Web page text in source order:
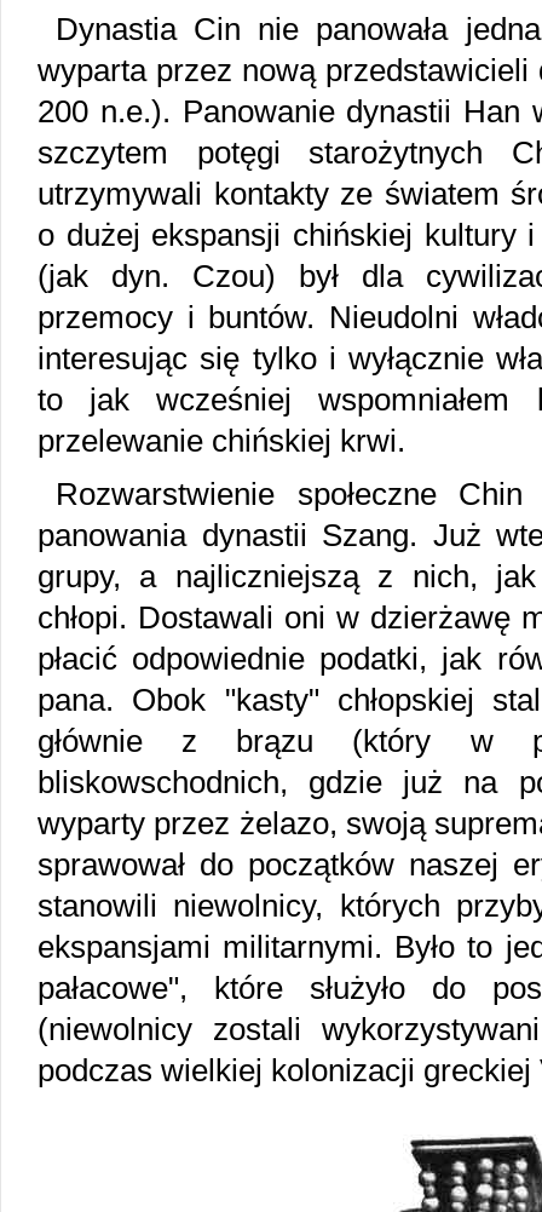
Dynastia Cin nie panowała
wyparta przez nową
200 n.e.). Panowanie dynastii Han
szczytem potęgi starożytnych
utrzymywali kontakty ze światem
o dużej ekspansji chińskiej kultury
(jak dyn. Czou) był dla
przemocy i buntów. Nieudolni
interesując się tylko i wyłącznie
to jak wcześniej
przelewanie chińskiej krwi.
Rozwarstwienie społeczne
panowania dynastii Szang. Już
grupy, a najliczniejszą z nich,
chłopi. Dostawali oni w dzierżawę
płacić odpowiednie podatki, jak
pana. Obok "kasty" chłopskiej
głównie z brązu (który w
bliskowschodnich, gdzie już na
wyparty przez żelazo, swoją
sprawował do początków naszej
stanowili niewolnicy, których
ekspansjami militarnymi. Było to
pałacowe", które służyło do
(niewolnicy zostali
podczas wielkiej kolonizacji greckiej